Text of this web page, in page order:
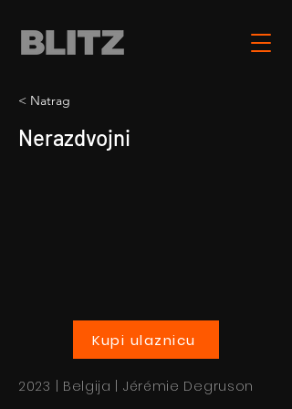
< Natrag
Nerazdvojni
Kupi ulaznicu
2023 | Belgija | Jérémie Degruson